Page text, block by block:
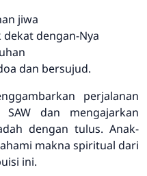
jiwa
dengan-Nya
dan bersujud.
perjalanan
dan mengajarkan
dengan tulus. Anak-
makna spiritual dari
ini.